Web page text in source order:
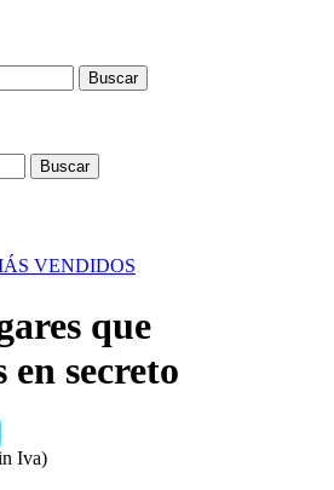
Buscar
Buscar
VENDIDOS
que
secreto
Iva)